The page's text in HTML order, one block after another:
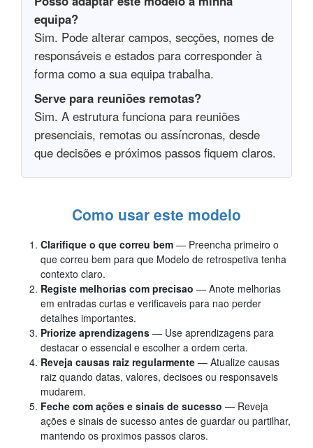
equipa?
Sim. Pode alterar campos, secções, nomes de
responsáveis e estados para corresponder à
forma como a sua equipa trabalha.
Serve para reuniões remotas?
Sim. A estrutura funciona para reuniões
presenciais, remotas ou assíncronas, desde
que decisões e próximos passos fiquem claros.
Como usar este modelo
Clarifique o que correu bem — Preencha primeiro o
que correu bem para que Modelo de retrospetiva tenha
contexto claro.
Registe melhorias com precisao — Anote melhorias
em entradas curtas e verificaveis para nao perder
detalhes importantes.
Priorize aprendizagens — Use aprendizagens para
destacar o essencial e escolher a ordem certa.
Reveja causas raiz regularmente — Atualize causas
raiz quando datas, valores, decisoes ou responsaveis
mudarem.
Feche com ações e sinais de sucesso — Reveja
ações e sinais de sucesso antes de guardar ou partilhar,
mantendo os proximos passos claros.